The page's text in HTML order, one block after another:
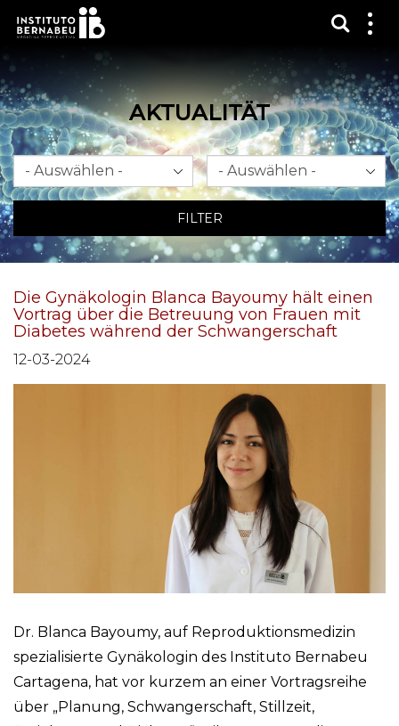
AKTUALITÄT
Monat Jahr
FILTER
Die Gynäkologin Blanca Bayoumy hält einen
Vortrag über die Betreuung von Frauen mit
Diabetes während der Schwangerschaft
12-03-2024
Dr. Blanca Bayoumy, auf Reproduktionsmedizin
spezialisierte Gynäkologin des Instituto Bernabeu
Cartagena, hat vor kurzem an einer Vortragsreihe
über „Planung, Schwangerschaft, Stillzeit,